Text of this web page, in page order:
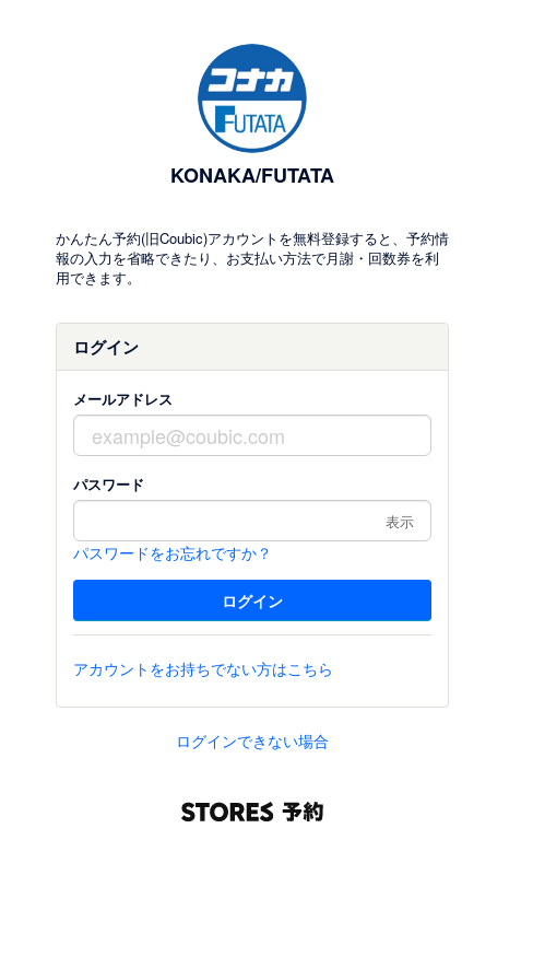
KONAKA/FUTATA
かんたん予約(旧Coubic)アカウントを無料登録すると、予約情
報の入力を省略できたり、お支払い方法で月謝・回数券を利
用できます。
ログイン
メールアドレス
パスワード
表示
パスワードをお忘れですか？
アカウントをお持ちでない方はこちら
ログインできない場合